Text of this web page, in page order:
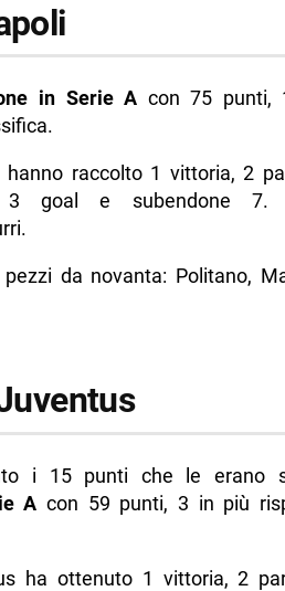
in Serie A con 75 punti,
hanno raccolto 1 vittoria, 2
goal e subendone 7.
da novanta: Politano,
i 15 punti che le erano
A con 59 punti, 3 in più
ha ottenuto 1 vittoria, 2